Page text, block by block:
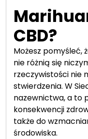
j
a
k
i
c
h
w
s
k
a
z
CBD?
Możesz pomyśleć,
nie różnią się
rzeczywistości nie
stwierdzenia. W
nazewnictwa, a to
konsekwencji
także do
środowiska.